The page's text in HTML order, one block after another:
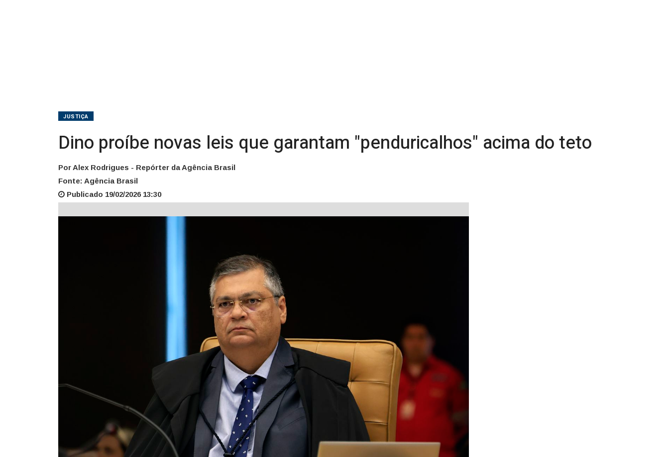
JUSTIÇA
Dino proíbe novas leis que garantam "penduricalhos" acima do teto
Por Alex Rodrigues - Repórter da Agência Brasil
Fonte: Agência Brasil
Publicado 19/02/2026 13:30